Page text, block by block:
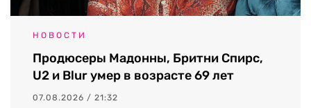
НОВОСТИ
Продюсеры Мадонны, Бритни Спирс,
U2 и Blur умер в возрасте 69 лет
07.08.2026 / 21:32